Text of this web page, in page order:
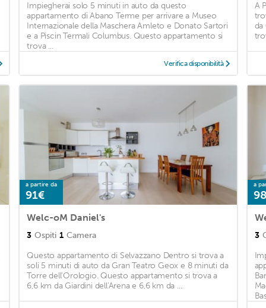
Impiegherai solo 5 minuti in auto da questo
appartamento di Abano Terme per arrivare a Museo
Internazionale della Maschera Amleto e Donato Sartori
e a Piscin Termali Columbus. Questo appartamento si
trova ...
Verifica disponibilità
A
da
a partire da
91€
Welc-oM Daniel's
3 Ospiti 1 Camera
Questo appartamento di Selvazzano Dentro si trova a
soli 5 minuti di auto da Gran Teatro Geox e 8 minuti da
Torre dell’Orologio. Questo appartamento si trova a
6,6 km da Giardini dell'Arena e 6,6 km da ...
a
3